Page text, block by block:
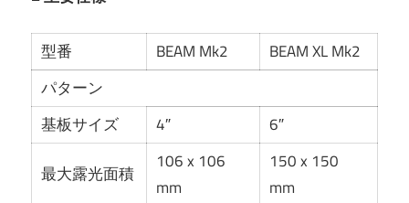
型番 BEAM Mk2
BEAM XL Mk2
パターン
基板サイズ
4″ 6″
最大露光面積
106 x 106
mm
150 x 150
mm